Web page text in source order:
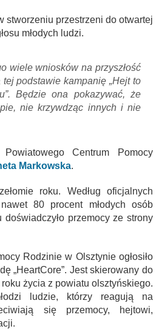
stworzeniu przestrzeni do otwartej
młodych ludzi.
wiele wniosków na przyszłość
podstawie kampanię „Hejt to
Będzie ona pokazywać, że
nie krzywdząc innych i nie
Centrum Pomocy
Markowska.
roku. Według oficjalnych
80 procent młodych osób
przemocy ze strony
Rodzinie w Olsztynie ogłosiło
„HeartCore”. Jest skierowany do
życia z powiatu olsztyńskiego.
ludzie, którzy reagują na
się przemocy, hejtowi,